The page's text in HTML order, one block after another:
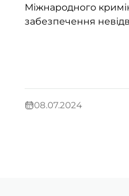
Міжнародного
забезпечення
08.07.2024